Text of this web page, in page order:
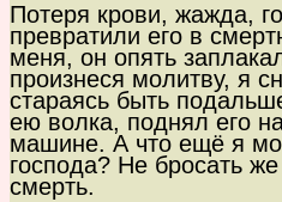
Потеря крови, жажда,
превратили его в
меня, он опять
произнеся молитву, я
стараясь быть
ею волка, поднял его
машине. А что ещё я
господа? Не бросать
смерть.